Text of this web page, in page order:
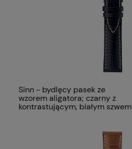
Sinn - bydlęcy pasek ze
wzorem aligatora; czarny z
kontrastującym, białym szwem